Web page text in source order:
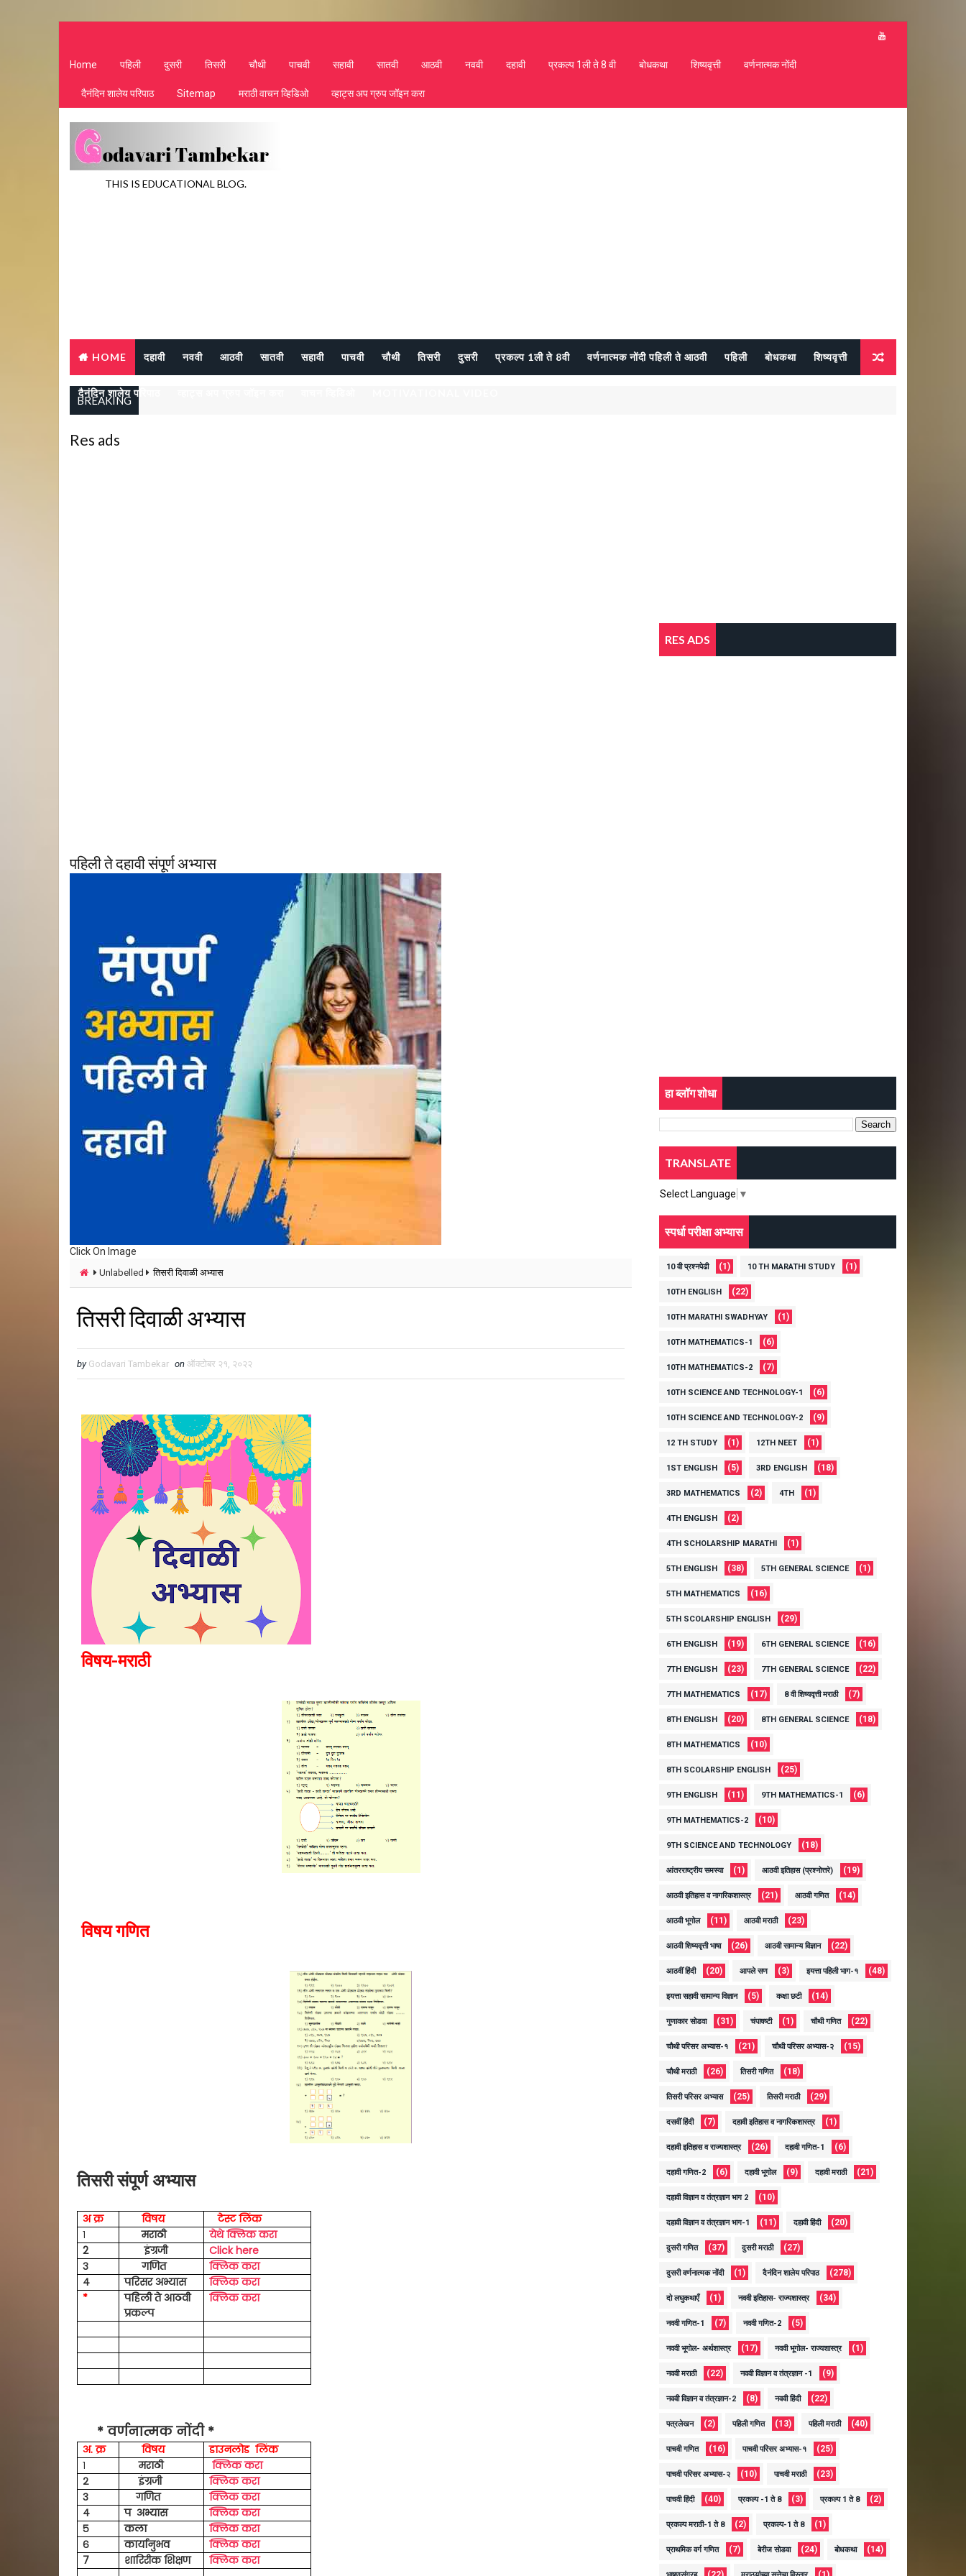
Home पहिली दुसरी तिसरी चौथी पाचवी सहावी सातवी आठवी नववी दहावी प्रकल्प 1ली ते 8 वी बोधकथा शिष्यवृत्ती वर्णनात्मक नोंदी
दैनंदिन शालेय परिपाठ Sitemap मराठी वाचन व्हिडिओ व्हाट्स अप ग्रुप जॉइन करा
THIS IS EDUCATIONAL BLOG.
HOME दहावी नववी आठवी सातवी सहावी पाचवी चौथी तिसरी दुसरी प्रकल्प 1ली ते 8वी वर्णनात्मक नोंदी पहिली ते आठवी पहिली बोधकथा शिष्यवृत्ती
दैनंदिन शालेय परिपाठ
BREAKING
Res ads
पहिली ते दहावी संपूर्ण अभ्यास
Click On Image
Unlabelled तिसरी दिवाळी अभ्यास
तिसरी दिवाळी अभ्यास
by Godavari Tambekar on ऑक्टोबर २१, २०२२
विषय-मराठी
विषय गणित
तिसरी संपूर्ण अभ्यास
अ क्र विषय टेस्टलिंक
१
मराठी
येथे क्लिक करा
2
इंग्रजी
Click here
३
गणित
क्लिक करा
४
परिसर अभ्यास
क्लिक करा
*
पहिली ते आठवी
प्रकल्प
क्लिक करा
* वर्णनात्मक नोंदी *
अ. क्र विषय
डाउनलोड लिंक
१
मराठी
क्लिक करा
२
इंग्रजी
क्लिक करा
३
गणित
क्लिक करा
४
प अभ्यास
क्लिक करा
५
कला
क्लिक करा
६
कार्यानुभव
क्लिक करा
7
शारिरीक शिक्षण क्लिक करा
RES ADS
हा ब्लॉग शोधा
TRANSLATE
Select Language ▼
स्पर्धा परीक्षा अभ्यास
10 वी प्रश्नपेढी (1) 10 TH MARATHI STUDY (1)
10TH ENGLISH (22)
10TH MARATHI SWADHYAY (1)
10TH MATHEMATICS-1 (6)
10TH MATHEMATICS-2 (7)
10TH SCIENCE AND TECHNOLOGY-1 (6)
10TH SCIENCE AND TECHNOLOGY-2 (9)
12 TH STUDY (1) 12TH NEET (1)
1ST ENGLISH (5) 3RD ENGLISH (18)
3RD MATHEMATICS (2) 4TH (1)
4TH ENGLISH (2)
4TH SCHOLARSHIP MARATHI (1)
5TH ENGLISH (38) 5TH GENERAL SCIENCE (1)
5TH MATHEMATICS (16)
5TH SCOLARSHIP ENGLISH (29)
6TH ENGLISH (19) 6TH GENERAL SCIENCE (16)
7TH ENGLISH (23) 7TH GENERAL SCIENCE (22)
7TH MATHEMATICS (17) 8 वी शिष्यवृत्ती मराठी (7)
8TH ENGLISH (20) 8TH GENERAL SCIENCE (18)
8TH MATHEMATICS (10)
8TH SCOLARSHIP ENGLISH (25)
9TH ENGLISH (11) 9TH MATHEMATICS-1 (6)
9TH MATHEMATICS-2 (10)
9TH SCIENCE AND TECHNOLOGY (18)
आंतरराष्ट्रीय समस्या (1) आठवी इतिहास (प्रश्नोत्तरे) (19)
आठवी इतिहास व नागरिकशास्त्र (21) आठवी गणित (14)
आठवी भूगोल (11) आठवी मराठी (23)
आठवी शिष्यवृत्ती भाषा (26) आठवी सामान्य विज्ञान (22)
आठवीं हिंदी (20) आपले सण (3) इयत्ता पहिली भाग-१ (48)
इयत्ता सहावी सामान्य विज्ञान (5) कक्षा छटी (14)
गुणाकार सोडवा (31) चंपाषष्टी (1) चौथी गणित (22)
चौथी परिसर अभ्यास-१ (21) चौथी परिसर अभ्यास-२ (15)
चौथी मराठी (26) तिसरी गणित (18)
तिसरी परिसर अभ्यास (25) तिसरी मराठी (29)
दसवीं हिंदी (7) दहावी इतिहास व नागरिकशास्त्र (1)
दहावी इतिहास व राज्यशास्त्र (26) दहावी गणित-1 (6)
दहावी गणित-2 (6) दहावी भूगोल (9) दहावी मराठी (21)
दहावी विज्ञान व तंत्रज्ञान भाग 2 (10)
दहावी विज्ञान व तंत्रज्ञान भाग-1 (11) दहावी हिंदी (20)
दुसरी गणित (37) दुसरी मराठी (27)
दुसरी वर्णनात्मक नोंदी (1) दैनंदिन शालेय परिपाठ (278)
दो लघुकथाएँ (1) नववी इतिहास- राज्यशास्त्र (34)
नववी गणित-1 (7) नववी गणित-2 (5)
नववी भूगोल- अर्थशास्त्र (17) नववी भूगोल- राज्यशास्त्र (1)
नववी मराठी (22) नववी विज्ञान व तंत्रज्ञान -1 (9)
नववी विज्ञान व तंत्रज्ञान-2 (8) नववी हिंदी (22)
पत्रलेखन (2) पहिली गणित (13) पहिली मराठी (40)
पाचवी गणित (16) पाचवी परिसर अभ्यास-१ (25)
पाचवी परिसर अभ्यास-२ (10) पाचवी मराठी (23)
पाचवी हिंदी (40) प्रकल्प -1 ते 8 (3) प्रकल्प 1 ते 8 (2)
प्रकल्प मराठी-1 ते 8 (2) प्रकल्प-1 ते 8 (1)
प्राथमिक वर्ग गणित (7) बेरीज सोडवा (24) बोधकथा (14)